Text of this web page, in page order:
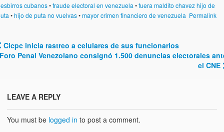
esbirros cubanos•fraude electoral en venezuela •fuera maldito chavez hijo de
•hijo de puta no vuelvas•mayor crimen financiero de venezuela Permalink
Post navigation
Cicpc inicia rastreo a celulares de sus funcionarios
Foro Penal Venezolano consignó 1.500 denuncias electorales
el CNE
LEAVE A REPLY
You must be logged in to post a comment.